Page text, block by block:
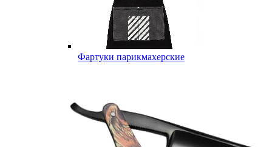
Фартуки парикмахерские